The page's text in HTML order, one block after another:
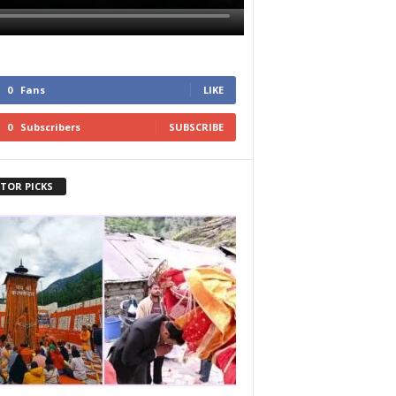
0 Fans LIKE
0 Subscribers SUBSCRIBE
PICKS